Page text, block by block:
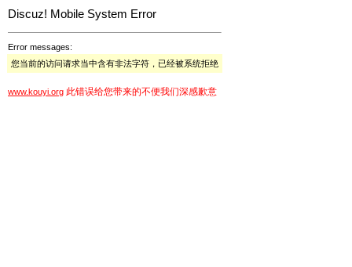
Discuz! Mobile System Error
Error messages:
您当前的访问请求当中含有非法字符，已经被系统拒绝
www.kouyi.org 此错误给您带来的不便我们深感歉意